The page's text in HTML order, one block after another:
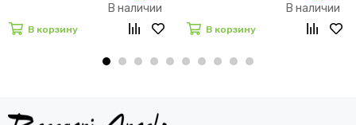
В наличии
В корзину
В наличии
В корзину